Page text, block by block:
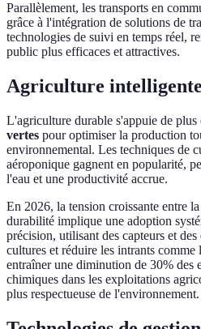
Parallèlement, les transports en
grâce à l'intégration de solutions de
technologies de suivi en temps réel,
public plus efficaces et attractives.
Agriculture
L'agriculture durable s'appuie de plus
vertes pour optimiser la production
environnemental. Les techniques de
aéroponique gagnent en popularité,
l'eau et une productivité accrue.
En 2026, la tension croissante entre
durabilité implique une adoption
précision, utilisant des capteurs et
cultures et réduire les intrants
entraîner une diminution de 30% des
chimiques dans les exploitations
plus respectueuse de l'environnement.